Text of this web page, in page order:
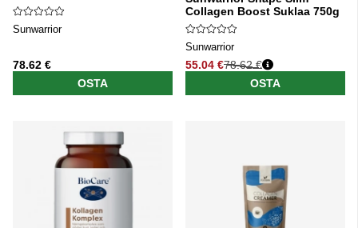
Sunwarrior
78.62 €
OSTA
Collagen Boost Suklaa 750g
Sunwarrior
55.04 €
Normaali hinta
78.62 €
OSTA